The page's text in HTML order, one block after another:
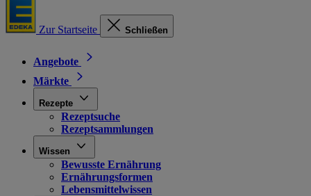
Zur Startseite Schließen
Angebote
Märkte
Rezepte
Rezeptsuche
Rezeptsammlungen
Wissen
Bewusste Ernährung
Ernährungsformen
Lebensmittelwissen